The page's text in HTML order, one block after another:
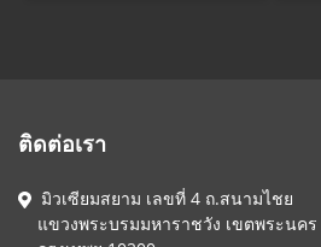
ติดต่อเรา
มิวเซียมสยาม เลขที่ 4 ถ.สนามไชย
แขวงพระบรมมหาราชวัง เขตพระนคร